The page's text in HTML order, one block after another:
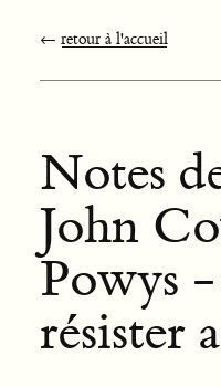
← retour à l'accueil
Notes
John
Powys
résister